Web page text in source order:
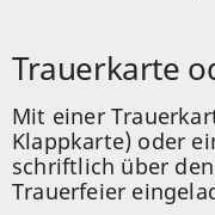
Trauerkarte
Mit einer
Klappkarte) oder
schriftlich über
Trauerfeier